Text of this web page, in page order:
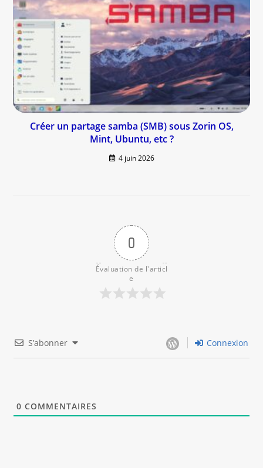
Créer un partage samba (SMB) sous Zorin OS,
Mint, Ubuntu, etc ?
4 juin 2026
0
Évaluation de l'articl
e
S’abonner Connexion
0 COMMENTAIRES